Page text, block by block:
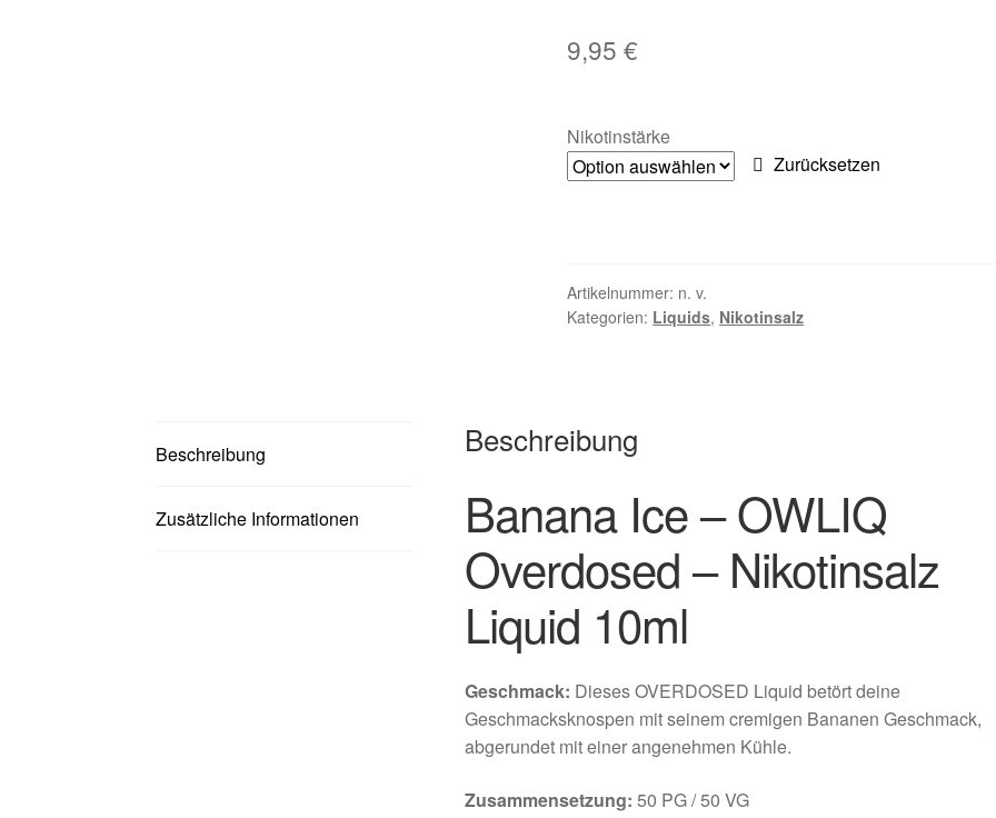
9,95€
Nikotinstärke
Zurücksetzen
Artikelnummer: n. v.
Kategorien: Liquids, Nikotinsalz
Beschreibung
Zusätzliche Informationen
Beschreibung
Banana Ice – OWLIQ
Overdosed – Nikotinsalz
Liquid 10ml
Geschmack: Dieses OVERDOSED Liquid betört deine
Geschmacksknospen mit seinem cremigen Bananen Geschmack,
abgerundet mit einer angenehmen Kühle.
Zusammensetzung: 50 PG / 50 VG